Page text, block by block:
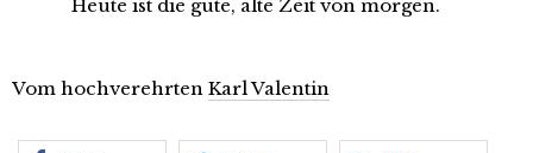
Heute ist die gute, alte Zeit von morgen.
Vom hochverehrten Karl Valentin